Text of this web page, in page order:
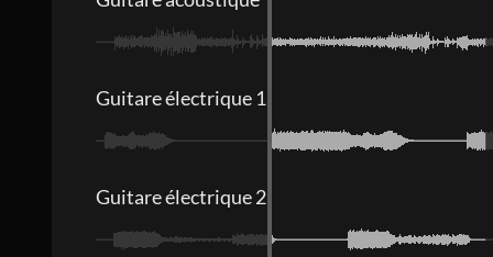
Guitare électrique 1
Guitare électrique 2